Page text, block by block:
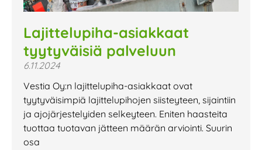
Lajittelupiha-asiakkaat
tyytyväisiä palveluun
6.11.2024
Vestia Oy:n lajittelupiha-asiakkaat ovat
tyytyväisimpiä lajittelupihojen siisteyteen, sijaintiin
ja ajojärjestelyiden selkeyteen. Eniten haasteita
tuottaa tuotavan jätteen määrän arviointi. Suurin
osa